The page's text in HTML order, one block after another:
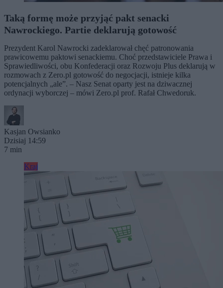
Taką formę może przyjąć pakt senacki
Nawrockiego. Partie deklarują gotowość
Prezydent Karol Nawrocki zadeklarował chęć patronowania
prawicowemu paktowi senackiemu. Choć przedstawiciele Prawa i
Sprawiedliwości, obu Konfederacji oraz Rozwoju Plus deklarują w
rozmowach z Zero.pl gotowość do negocjacji, istnieje kilka
potencjalnych „ale”. – Nasz Senat oparty jest na dziwacznej
ordynacji wyborczej – mówi Zero.pl prof. Rafał Chwedoruk.
Kasjan Owsianko
Dzisiaj 14:59
7 min
Kraj